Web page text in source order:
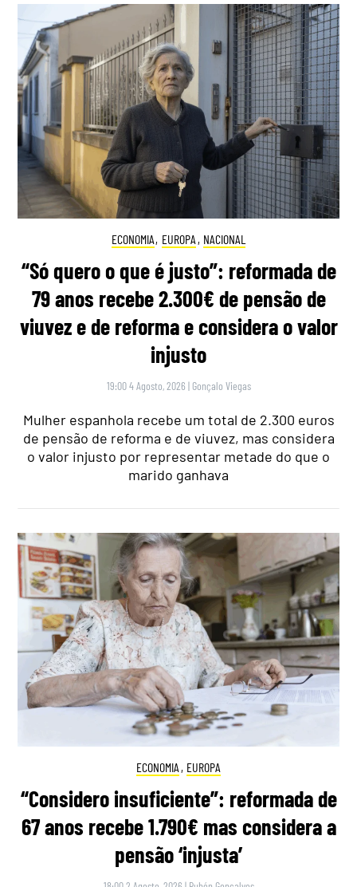
ECONOMIA, EUROPA , NACIONAL
“Só quero o que é justo”: reformada de
79 anos recebe 2.300€ de pensão de
viuvez e de reforma e considera o valor
injusto
19:00 4 Agosto, 2026 | Gonçalo Viegas
Mulher espanhola recebe um total de 2.300 euros
de pensão de reforma e de viuvez, mas considera
o valor injusto por representar metade do que o
marido ganhava
ECONOMIA , EUROPA
“Considero insuficiente”: reformada de
67 anos recebe 1.790€ mas considera a
pensão ‘injusta’